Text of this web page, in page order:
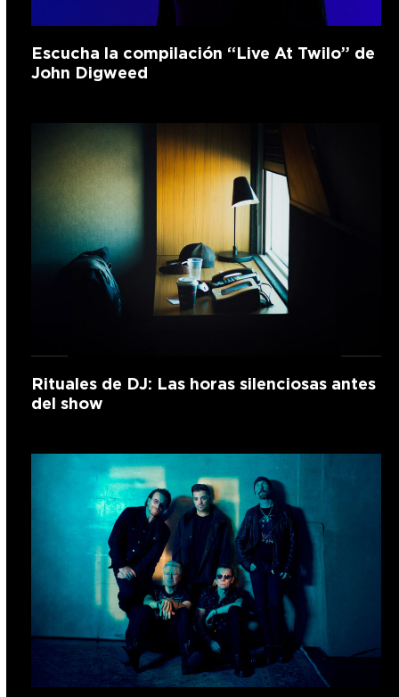
Escucha la compilación “Live At Twilo” de
John Digweed
Rituales de DJ: Las horas silenciosas antes
del show